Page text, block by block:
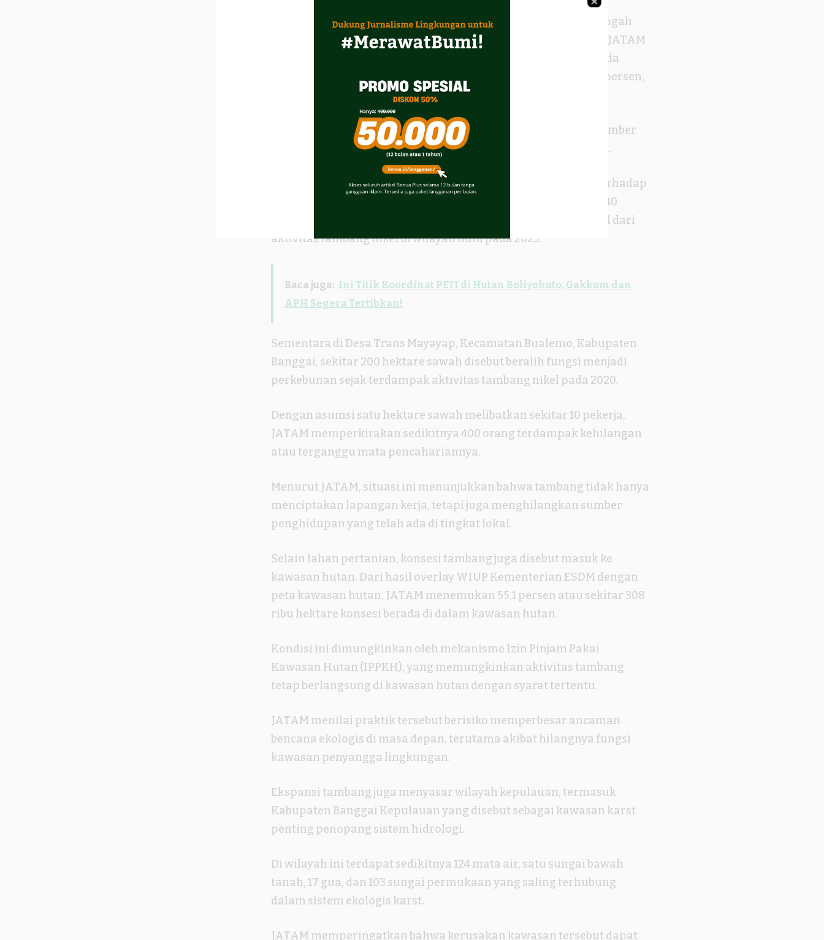
Di tengah ekspansi tersebut, angka kemiskinan di Sulawesi Tengah
belum menunjukkan penurunan signifikan. Data yang dikutip JATAM
menunjukkan tingkat kemiskinan berada pada 11,77 persen pada
semester I 2024. Pada September 2023, angkanya tercatat 12,41 persen,
masih di atas rata-rata nasional sebesar 9,03 persen.
“Pertanyaan yang muncul, apakah ini yang disebut kutukan sumber
daya alam?” kata JATAM Sulteng dalam keterangan tertulisnya.
JATAM juga menyoroti dampak langsung aktivitas tambang terhadap
sektor pertanian dan perikanan. Di Desa Solonsa Jaya, sekitar 40
hektare sawah disebut terdampak lumpur yang diduga berasal dari
aktivitas tambang nikel di wilayah hulu pada 2023.
Baca juga: Ini Titik Koordinat PETI di Hutan Boliyohuto, Gakkum dan
APH Segera Tertibkan!
Sementara di Desa Trans Mayayap, Kecamatan Bualemo, Kabupaten
Banggai, sekitar 200 hektare sawah disebut beralih fungsi menjadi
perkebunan sejak terdampak aktivitas tambang nikel pada 2020.
Dengan asumsi satu hektare sawah melibatkan sekitar 10 pekerja,
JATAM memperkirakan sedikitnya 400 orang terdampak kehilangan
atau terganggu mata pencahariannya.
Menurut JATAM, situasi ini menunjukkan bahwa tambang tidak hanya
menciptakan lapangan kerja, tetapi juga menghilangkan sumber
penghidupan yang telah ada di tingkat lokal.
Selain lahan pertanian, konsesi tambang juga disebut masuk ke
kawasan hutan. Dari hasil overlay WIUP Kementerian ESDM dengan
peta kawasan hutan, JATAM menemukan 55,1 persen atau sekitar 308
ribu hektare konsesi berada di dalam kawasan hutan.
Kondisi ini dimungkinkan oleh mekanisme Izin Pinjam Pakai
Kawasan Hutan (IPPKH), yang memungkinkan aktivitas tambang
tetap berlangsung di kawasan hutan dengan syarat tertentu.
JATAM menilai praktik tersebut berisiko memperbesar ancaman
bencana ekologis di masa depan, terutama akibat hilangnya fungsi
kawasan penyangga lingkungan.
Ekspansi tambang juga menyasar wilayah kepulauan, termasuk
Kabupaten Banggai Kepulauan yang disebut sebagai kawasan karst
penting penopang sistem hidrologi.
Di wilayah ini terdapat sedikitnya 124 mata air, satu sungai bawah
tanah, 17 gua, dan 103 sungai permukaan yang saling terhubung
dalam sistem ekologis karst.
JATAM memperingatkan bahwa kerusakan kawasan tersebut dapat